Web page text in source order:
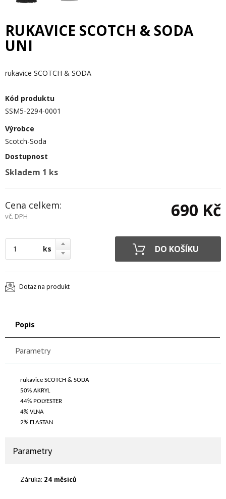
RUKAVICE SCOTCH & SODA
UNI
rukavice SCOTCH & SODA
Kód produktu
SSM5-2294-0001
Výrobce
Scotch-Soda
Dostupnost
Skladem 1 ks
Cena celkem:
vč. DPH 690 Kč
ks
Dotaz na produkt
Popis
Parametry
rukavice SCOTCH & SODA
50% AKRYL
44% POLYESTER
4% VLNA
2% ELASTAN
Parametry
Záruka: 24 měsíců